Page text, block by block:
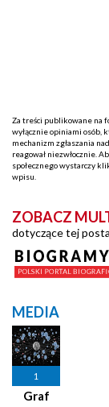
Za treści publikowane na
wyłącznie opiniami osób,
mechanizm zgłaszania
reagował niezwłocznie.
społecznego wystarczy
wpisu.
ZOBACZ
dotyczące tej
MEDIA
1
Graf